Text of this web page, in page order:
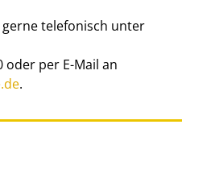
gerne telefonisch unter
oder per E-Mail an
.